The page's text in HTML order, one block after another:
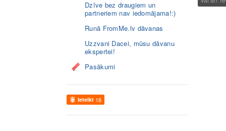
Dzīve bez draugiem un
partneriem nav iedomājama!:)
Runā FromMe.lv dāvanas
Uzzvani Dacei, mūsu dāvanu
ekspertei!
Pasākumi
Ieteikt 18